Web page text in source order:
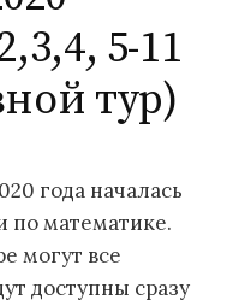
5-11
тур)
года началась
по математике.
могут все
доступны сразу